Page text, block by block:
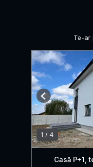
Te-ar
1 / 4
Previous
Casă P+1,